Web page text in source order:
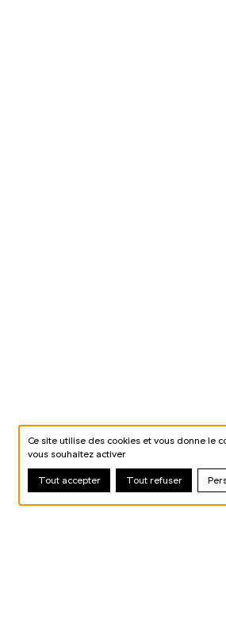
Ce site utilise des cookies et vous donne le
vous souhaitez activer
Tout accepter Tout refuser